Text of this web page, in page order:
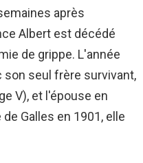
après
Albert est décédé
de grippe. L'année
son seul frère survivant,
V), et l'épouse en
Galles en 1901, elle